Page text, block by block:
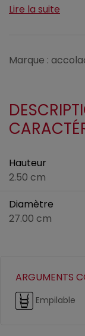
Lire la suite
Marque :
Hauteur
2.50 cm
Diamètre
27.00 cm
ARGUMENTS
Empilable